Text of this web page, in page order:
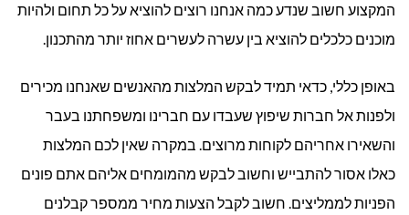
המקצוע חשוב שנדע כמה אנחנו רוצים להוציא על כל תחום ולהיות
מוכנים כלכלים להוציא בין עשרה לעשרים אחוז יותר מהתכנון.
באופן כללי, כדאי תמיד לבקש המלצות מהאנשים שאנחנו מכירים
ולפנות אל חברות שיפוץ שעבדו עם חברינו ומשפחתנו בעבר
והשאירו אחריהם לקוחות מרוצים. במקרה שאין לכם המלצות
כאלו אסור להתבייש וחשוב לבקש מהמומחים אליהם אתם פונים
הפניות לממליצים. חשוב לקבל הצעות מחיר ממספר קבלנים